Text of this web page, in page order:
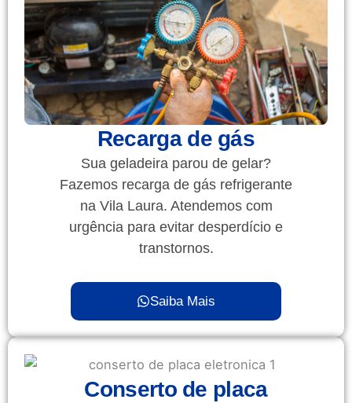
Recarga de gás
Sua geladeira parou de gelar?
Fazemos recarga de gás refrigerante
na Vila Laura. Atendemos com
urgência para evitar desperdício e
transtornos.
Saiba Mais
Conserto de placa